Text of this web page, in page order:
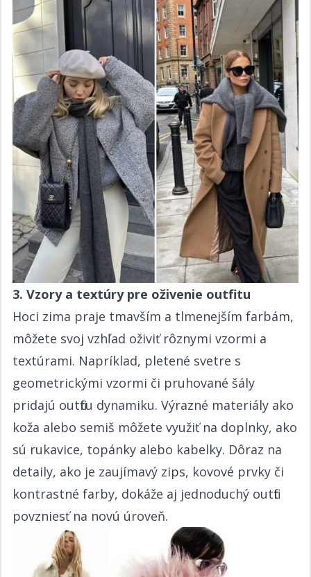
3. Vzory a textúry pre oživenie outfitu​​​​‌ ‍ ​‍​‍‌‍ ‌ ​‍‌‍‍‌‌‍‌ ‌‍‍‌‌‍ ‍​‍​‍​ ‍‍​‍​‍‌ ​ ‌‍​‌‌‍ ‍‌‍‍‌‌ ‌​‌ ‍‌​‍ ‍‌‍‍‌‌‍ ​‍​‍​‍ ​​‍​‍‌‍‍​‌ ​‍‌‍‌‌‌‍‌‍​‍​‍​ ‍‍​‍​‍‌‍‍​‌ ‌​‌ ‌​‌ ​​​ ‍‍​‍ ​‍ ‌‍ ​‌‍ ‌‍​ ‌‍​‌‌‍ ​‌‍‍​‌‍ ‌ ​ ‌ ‌​​ ‍‍​ ​ ​ ​​​ ​​​ ​​​‍ ‌ ​ ‌ ‌​‌ ‌‌‌‍‌​‌‍‍‌‌‍ ​‍ ‌‍‍‌‌‍ ‍‌ ‌​‌‍‌‌‌‍ ‍‌ ‌​​‍ ‌‍‌‌‌‍‌​‌‍‍‌‌ ‌​​‍ ‌‍ ‌‌‍ ‌‍‌​‌‍‌‌​ ‌‌ ​​‌ ​‍‌‍‌‌‌ ​ ‌‍‌‌‌‍ ‍‌ ‌​‌‍​‌‌ ‌​‌‍‍‌‌‍ ‌‍ ‍​ ‍ ‌‍‍‌‌‍‌​​ ‌‌ ​​‌‍ ‌ ​ ‌ ‌​​‍ ‌​ ​‍​ ​‌​ ‍​​ ​‍​ ‌ ​ ‍​​ ‍​​ ‍ ‌ ‌​‌ ‍‌‌ ​​‌‍‌‌​ ‌‌ ​​‌‍ ‌ ​ ‌ ‌​​ ‍ ‌ ​​‌‍​‌‌ ‌​‌‍‍​​ ‌‌‍​ ‌‍ ‌‍ ‍‌ ‌​‌‍‌‌‌‍ ‍‌ ‌​​‍‌‌​ ‌‌‌​​‍‌‌ ‌‍‍ ‌‍‌‌‌ ‍‌​‍‌‌​ ​ ‌​‌​​‍‌‌​ ​ ‌​‌​​‍‌‌​ ​‍​ ​‍​ ​‍​ ‍​​ ‍​‌‍​‍‌‍‌‌‌‍‌‌​ ‌ ‌‍​‌​ ‌ ​ ‌​​ ‌ ‌‍‌​​‍‌‌​ ​‍​ ​‍​‍‌‌​ ‌‌‌​‌​​‍ ‍‌‍​ ‌‍‍​‌‍‍‌‌‍ ​‌‍‌​‌ ​‍‌‍‌‌‌‍ ‍​‍‌‌​ ‌‌‌​​‍‌‌ ‌‍‍ ‌‍‌‌‌ ‍‌​‍‌‌​ ​ ‌​‌​​‍‌‌​ ​ ‌​‌​​‍‌‌​ ​‍​ ​‍​ ​‍​ ‍​​ ‍​‌‍​‍‌‍‌‌‌‍‌‌​ ‌ ‌‍​‌​ ‌ ​ ‌​​ ‌ ‌‍‌​​ ​​​‍‌‌​ ​‍​ ​‍​‍‌‌​ ‌‌‌​‌​​‍ ‍‌ ‌​‌‍‌‌‌ ‍​‌ ‌​​ ‌‍​‍‌‍​‌‌ ​ ‌‍‌‌‌‌‌‌‌ ​‍‌‍ ​​ ‌‌‍‍​‌ ‌​‌ ‌​‌ ​​​‍‌‌​ ​ ‌​​‌​‍‌‌​ ​‍‌​‌‍​‍‌‌​ ​‍‌​‌‍‌‍ ​‌‍ ‌‍​ ‌‍​‌‌‍ ​‌‍‍​‌‍ ‌ ​ ‌ ‌​​‍‌‌​ ​ ‌​​‌​ ​ ​ ​​​ ​​​ ​​​‍‌‌​ ​‍‌​‌‍‌ ​ ‌ ‌​‌ ‌‌‌‍‌​‌‍‍‌‌‍ ​‍‌‍‌‍‍‌‌‍‌​​ ‌‌ ​​‌‍ ‌ ​ ‌ ‌​​‍ ‌​ ​‍​ ​‌​ ‍​​ ​‍​ ‌ ​ ‍​​ ‍​​‍‌‍‌ ‌​‌ ‍‌‌ ​​‌‍‌‌​ ‌‌ ​​‌‍ ‌ ​ ‌ ‌​​‍‌‍‌ ​​‌‍​‌‌ ‌​‌‍‍​​ ‌‌‍​ ‌‍ ‌‍ ‍‌ ‌​‌‍‌‌‌‍ ‍‌ ‌​​‍‌‌​ ‌‌‌​​‍‌‌ ‌‍‍ ‌‍‌‌‌ ‍‌​‍‌‌​ ​ ‌​‌​​‍‌‌​ ​ ‌​‌​​‍‌‌​ ​‍​ ​‍​ ​‍​ ‍​​ ‍​‌‍​‍‌‍‌‌‌‍‌‌​ ‌ ‌‍​‌​ ‌ ​ ‌​​ ‌ ‌‍‌​​‍‌‌​ ​‍​ ​‍​‍‌‌​ ‌‌‌​‌​​‍ ‍‌‍​ ‌‍‍​‌‍‍‌‌‍ ​‌‍‌​‌ ​‍‌‍‌‌‌‍ ‍​‍‌‌​ ‌‌‌​​‍‌‌ ‌‍‍ ‌‍‌‌‌ ‍‌​‍‌‌​ ​ ‌​‌​​‍‌‌​ ​ ‌​‌​​‍‌‌​ ​‍​ ​‍​ ​‍​ ‍​​ ‍​‌‍​‍‌‍‌‌‌‍‌‌​ ‌ ‌‍​‌​ ‌ ​ ‌​​ ‌ ‌‍‌​​ ​​​‍‌‌​ ​‍​ ​‍​‍‌‌​ ‌‌‌​‌​​‍ ‍‌ ‌​‌‍‌‌‌ ‍​‌ ‌​​‍‌‍‌ ​​‌‍‌‌‌ ​‍‌ ​ ‌ ​​‌‍‌‌‌‍​ ‌ ‌​‌‍‍‌‌ ‌‍‌‍‌‌​ ‌‌ ​​‌ ‌‌‌‍​‍‌‍ ​‌‍‍‌‌ ​ ‌‍‍​‌‍‌‌‌‍‌​​‍​‍‌ ‌
Hoci zima praje tmavším a tlmenejším farbám,
môžete svoj vzhľad oživiť rôznymi vzormi a
textúrami. Napríklad, pletené svetre s
geometrickými vzormi či pruhované šály
pridajú outfitu dynamiku. Výrazné materiály ako
koža alebo semiš môžete využiť na doplnky, ako
sú rukavice, topánky alebo kabelky. Dôraz na
detaily, ako je zaujímavý zips, kovové prvky či
kontrastné farby, dokáže aj jednoduchý outfit
povzniesť na novú úroveň.​​​​‌ ‍ ​‍​‍‌‍ ‌ ​‍‌‍‍‌‌‍‌ ‌‍‍‌‌‍ ‍​‍​‍​ ‍‍​‍​‍‌ ​ ‌‍​‌‌‍ ‍‌‍‍‌‌ ‌​‌ ‍‌​‍ ‍‌‍‍‌‌‍ ​‍​‍​‍ ​​‍​‍‌‍‍​‌ ​‍‌‍‌‌‌‍‌‍​‍​‍​ ‍‍​‍​‍‌‍‍​‌ ‌​‌ ‌​‌ ​​​ ‍‍​‍ ​‍ ‌‍ ​‌‍ ‌‍​ ‌‍​‌‌‍ ​‌‍‍​‌‍ ‌ ​ ‌ ‌​​ ‍‍​ ​ ​ ​​​ ​​​ ​​​‍ ‌ ​ ‌ ‌​‌ ‌‌‌‍‌​‌‍‍‌‌‍ ​‍ ‌‍‍‌‌‍ ‍‌ ‌​‌‍‌‌‌‍ ‍‌ ‌​​‍ ‌‍‌‌‌‍‌​‌‍‍‌‌ ‌​​‍ ‌‍ ‌‌‍ ‌‍‌​‌‍‌‌​ ‌‌ ​​‌ ​‍‌‍‌‌‌ ​ ‌‍‌‌‌‍ ‍‌ ‌​‌‍​‌‌ ‌​‌‍‍‌‌‍ ‌‍ ‍​ ‍ ‌‍‍‌‌‍‌​​ ‌‌ ​​‌‍ ‌ ​ ‌ ‌​​‍ ‌​ ​‍​ ​‌​ ‍​​ ​‍​ ‌ ​ ‍​​ ‍​​ ‍ ‌ ‌​‌ ‍‌‌ ​​‌‍‌‌​ ‌‌ ​​‌‍ ‌ ​ ‌ ‌​​ ‍ ‌ ​​‌‍​‌‌ ‌​‌‍‍​​ ‌‌‍​ ‌‍ ‌‍ ‍‌ ‌​‌‍‌‌‌‍ ‍‌ ‌​​‍‌‌​ ‌‌‌​​‍‌‌ ‌‍‍ ‌‍‌‌‌ ‍‌​‍‌‌​ ​ ‌​‌​​‍‌‌​ ​ ‌​‌​​‍‌‌​ ​‍​ ​‍​ ​ ‌‍‌‍​ ‍​​ ​‍‌‍‌‌​ ‌ ​ ‍‌‌‍‌​​ ‌‌​ ​ ​ ‌​‌‍​ ​‍‌‌​ ​‍​ ​‍​‍‌‌​ ‌‌‌​‌​​‍ ‍‌‍​ ‌‍‍​‌‍‍‌‌‍ ​‌‍‌​‌ ​‍‌‍‌‌‌‍ ‍​‍‌‌​ ‌‌‌​​‍‌‌ ‌‍‍ ‌‍‌‌‌ ‍‌​‍‌‌​ ​ ‌​‌​​‍‌‌​ ​ ‌​‌​​‍‌‌​ ​‍​ ​‍​ ​ ‌‍‌‍​ ‍​​ ​‍‌‍‌‌​ ‌ ​ ‍‌‌‍‌​​ ‌‌​ ​ ​ ‌​‌‍​ ​ ​​​‍‌‌​ ​‍​ ​‍​‍‌‌​ ‌‌‌​‌​​‍ ‍‌ ‌​‌‍‌‌‌ ‍​‌ ‌​​ ‌‍​‍‌‍​‌‌ ​ ‌‍‌‌‌‌‌‌‌ ​‍‌‍ ​​ ‌‌‍‍​‌ ‌​‌ ‌​‌ ​​​‍‌‌​ ​ ‌​​‌​‍‌‌​ ​‍‌​‌‍​‍‌‌​ ​‍‌​‌‍‌‍ ​‌‍ ‌‍​ ‌‍​‌‌‍ ​‌‍‍​‌‍ ‌ ​ ‌ ‌​​‍‌‌​ ​ ‌​​‌​ ​ ​ ​​​ ​​​ ​​​‍‌‌​ ​‍‌​‌‍‌ ​ ‌ ‌​‌ ‌‌‌‍‌​‌‍‍‌‌‍ ​‍‌‍‌‍‍‌‌‍‌​​ ‌‌ ​​‌‍ ‌ ​ ‌ ‌​​‍ ‌​ ​‍​ ​‌​ ‍​​ ​‍​ ‌ ​ ‍​​ ‍​​‍‌‍‌ ‌​‌ ‍‌‌ ​​‌‍‌‌​ ‌‌ ​​‌‍ ‌ ​ ‌ ‌​​‍‌‍‌ ​​‌‍​‌‌ ‌​‌‍‍​​ ‌‌‍​ ‌‍ ‌‍ ‍‌ ‌​‌‍‌‌‌‍ ‍‌ ‌​​‍‌‌​ ‌‌‌​​‍‌‌ ‌‍‍ ‌‍‌‌‌ ‍‌​‍‌‌​ ​ ‌​‌​​‍‌‌​ ​ ‌​‌​​‍‌‌​ ​‍​ ​‍​ ​ ‌‍‌‍​ ‍​​ ​‍‌‍‌‌​ ‌ ​ ‍‌‌‍‌​​ ‌‌​ ​ ​ ‌​‌‍​ ​‍‌‌​ ​‍​ ​‍​‍‌‌​ ‌‌‌​‌​​‍ ‍‌‍​ ‌‍‍​‌‍‍‌‌‍ ​‌‍‌​‌ ​‍‌‍‌‌‌‍ ‍​‍‌‌​ ‌‌‌​​‍‌‌ ‌‍‍ ‌‍‌‌‌ ‍‌​‍‌‌​ ​ ‌​‌​​‍‌‌​ ​ ‌​‌​​‍‌‌​ ​‍​ ​‍​ ​ ‌‍‌‍​ ‍​​ ​‍‌‍‌‌​ ‌ ​ ‍‌‌‍‌​​ ‌‌​ ​ ​ ‌​‌‍​ ​ ​​​‍‌‌​ ​‍​ ​‍​‍‌‌​ ‌‌‌​‌​​‍ ‍‌ ‌​‌‍‌‌‌ ‍​‌ ‌​​‍‌‍‌ ​​‌‍‌‌‌ ​‍‌ ​ ‌ ​​‌‍‌‌‌‍​ ‌ ‌​‌‍‍‌‌ ‌‍‌‍‌‌​ ‌‌ ​​‌ ‌‌‌‍​‍‌‍ ​‌‍‍‌‌ ​ ‌‍‍​‌‍‌‌‌‍‌​​‍​‍‌ ‌